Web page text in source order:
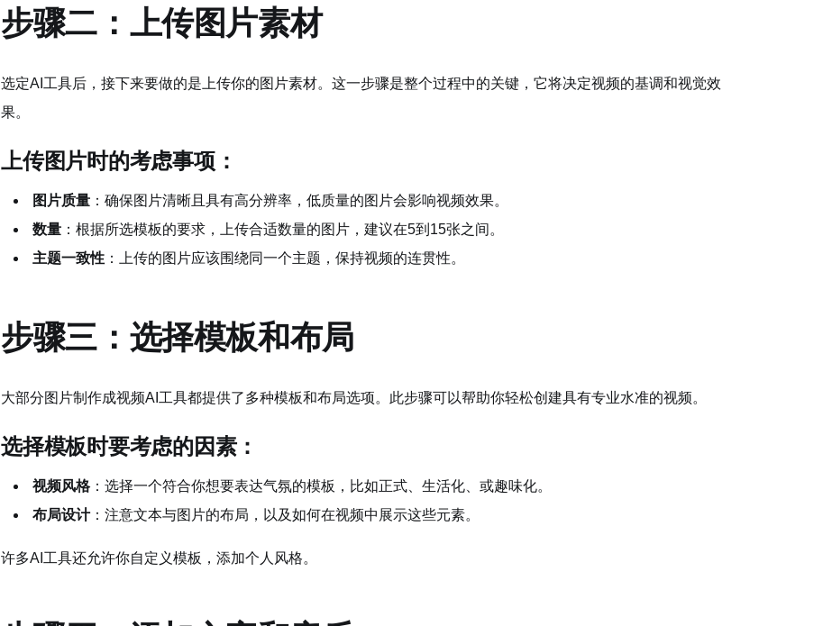
步骤二：上传图片素材
选定AI工具后，接下来要做的是上传你的图片素材。这一步骤是整个过程中的关键，它将决定视频的基调和视觉效
果。
上传图片时的考虑事项：
图片质量 ：确保图片清晰且具有高分辨率，低质量的图片会影响视频效果。
数量 ：根据所选模板的要求，上传合适数量的图片，建议在5到15张之间。
主题一致性 ：上传的图片应该围绕同一个主题，保持视频的连贯性。
步骤三：选择模板和布局
大部分图片制作成视频AI工具都提供了多种模板和布局选项。此步骤可以帮助你轻松创建具有专业水准的视频。
选择模板时要考虑的因素：
视频风格：选择一个符合你想要表达气氛的模板，比如正式、生活化、或趣味化。
布局设计：注意文本与图片的布局，以及如何在视频中展示这些元素。
许多AI工具还允许你自定义模板，添加个人风格。